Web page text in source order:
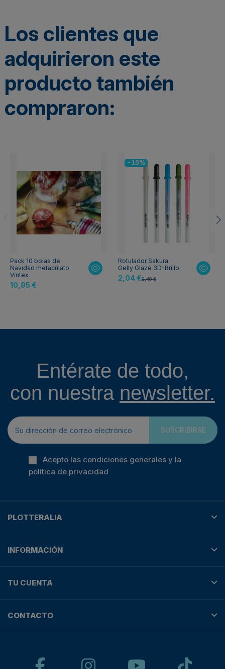
Los clientes que
adquirieron este
producto también
compraron:
Pack 10 bolas de
Navidad metacrilato
Vintex
10,95 €
-15%
Rotulador Sakura
Gelly Glaze 3D-Brillo
2,04 €2,40 €
Entérate de todo,
con nuestra newsletter.
SUSCRIBIRSE
Acepto las condiciones generales y la
política de privacidad
PLOTTERALIA
INFORMACIÓN
TU CUENTA
CONTACTO